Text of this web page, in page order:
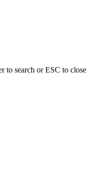
to search or ESC to close